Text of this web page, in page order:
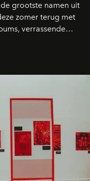
grootste namen uit
zomer terug met
verrassende
projecten: dit zijn